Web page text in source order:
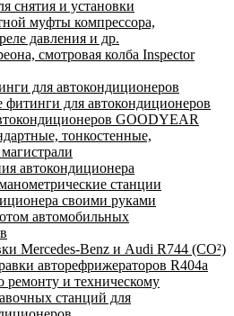
снятия и установки
муфты компрессора,
давления и др.
смотровая колба Inspector
для автокондиционеров
для автокондиционеров
GOODYEAR
тонкостенные,
автокондиционера
станции
своими руками
автомобильных
Mercedes-Benz и Audi R744 (CO²)
авторефрижераторов R404a
и техническому
станций для